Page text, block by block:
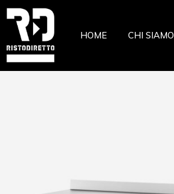
HOME CHI SIAMO